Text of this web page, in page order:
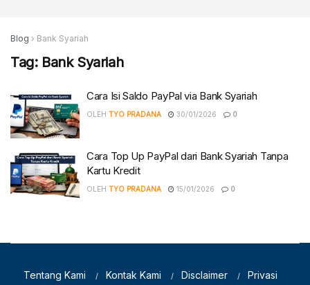
Blog › Bank Syariah
Tag: Bank Syariah
Cara Isi Saldo PayPal via Bank Syariah
OLEH TYO PRADANA 30/01/2026 0
Cara Top Up PayPal dari Bank Syariah Tanpa
Kartu Kredit
OLEH TYO PRADANA 15/01/2026 0
Tentang Kami Kontak Kami Disclaimer Privasi